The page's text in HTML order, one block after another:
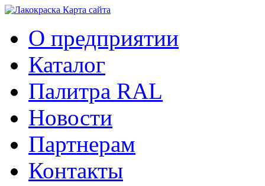
Карта сайтa
О предприятии
Каталог
Палитра RAL
Новости
Партнерам
Контакты